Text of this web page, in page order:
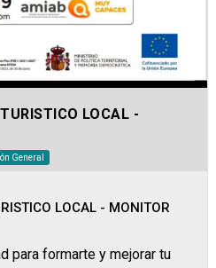
LOCAL -
General
LOCAL - MONITOR
para formarte y mejorar tu